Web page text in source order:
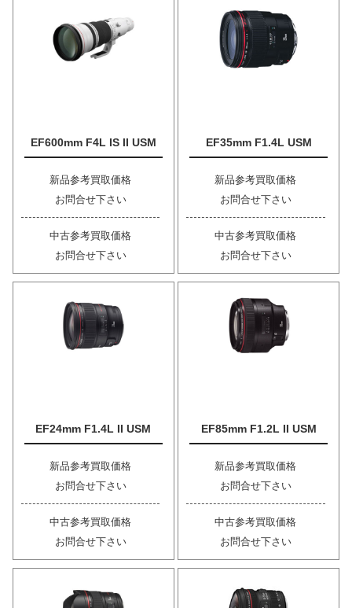
EF600mm F4L IS II USM
新品参考買取価格
お問合せ下さい
中古参考買取価格
お問合せ下さい
EF35mm F1.4L USM
新品参考買取価格
お問合せ下さい
中古参考買取価格
お問合せ下さい
EF24mm F1.4L II USM
新品参考買取価格
お問合せ下さい
中古参考買取価格
お問合せ下さい
EF85mm F1.2L II USM
新品参考買取価格
お問合せ下さい
中古参考買取価格
お問合せ下さい